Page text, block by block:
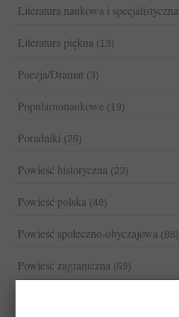
Literatura naukowa i specjalistyczna
Literatura piękna (13)
Poezja/Dramat (3)
Popularnonaukowe (19)
Poradniki (26)
Powieść historyczna (23)
Powieść polska (48)
Powieść społeczno-obyczajowa (88)
Powieść zagraniczna (69)